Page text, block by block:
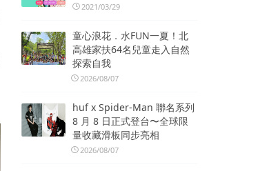
2021/03/29
童心浪花．水FUN一夏！北
高雄家扶64名兒童走入自然
探索自我
2026/08/07
huf x Spider-Man 聯名系列
8 月 8 日正式登台〜全球限
量收藏滑板同步亮相
2026/08/07